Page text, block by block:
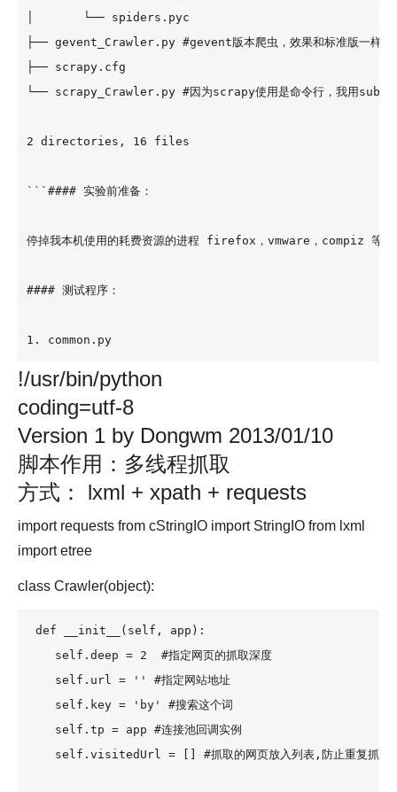
│       └── spiders.pyc
├── gevent_Crawler.py #gevent版本爬虫，效果和标准版一样，
├── scrapy.cfg
└── scrapy_Crawler.py #因为scrapy使用是命令行，我用
2 directories, 16 files
```#### 实验前准备：
停掉我本机使用的耗费资源的进程 firefox，vmware，compiz 等，
#### 测试程序：
1. common.py
!/usr/bin/python
coding=utf-8
Version 1 by Dongwm 2013/01/10
脚本作用：多线程抓取
方式： lxml + xpath + requests
import requests from cStringIO import StringIO from lxml
import etree
class Crawler(object):
def __init__(self, app):
    self.deep = 2  #指定网页的抓取深度
    self.url = '' #指定网站地址
    self.key = 'by' #搜索这个词
    self.tp = app #连接池回调实例
    self.visitedUrl = [] #抓取的网页放入列表,防止重复抓取